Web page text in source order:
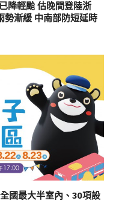
降輕颱 估晚間登陸浙
勢漸緩 中南部防短延時
國最大半室內、30項設